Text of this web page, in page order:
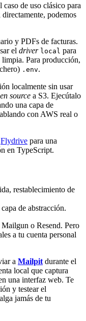
de uso clásico para
directamente, podemos
y PDFs de facturas.
el driver local para
Para producción,
.env.
localmente sin usar
source a S3. Ejecútalo
una capa de
con AWS real o
Flydrive para una
en TypeScript.
restablecimiento de
de abstracción.
o Resend. Pero
a tu cuenta personal
a Mailpit durante el
local que captura
una interfaz web. Te
y testear el
jamás de tu